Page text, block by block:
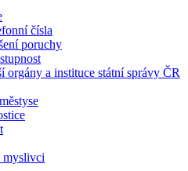
čísla
poruchy
orgány a instituce státní správy ČR
myslivci